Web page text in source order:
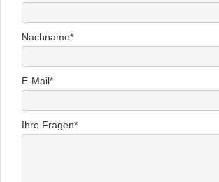
Nachname*
E-Mail*
Ihre Fragen*